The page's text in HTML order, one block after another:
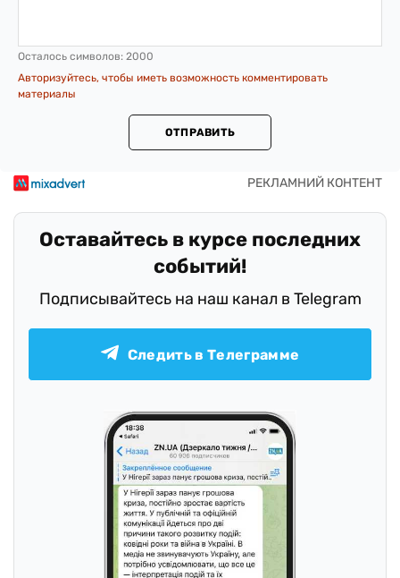
Осталось символов: 2000
Авторизуйтесь, чтобы иметь возможность комментировать
материалы
ОТПРАВИТЬ
Оставайтесь в курсе последних
событий!
Подписывайтесь на наш канал в Telegram
Следить в Телеграмме